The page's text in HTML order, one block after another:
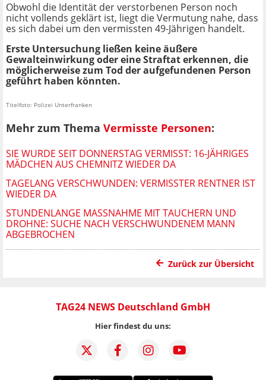
Obwohl die Identität der verstorbenen Person noch
nicht vollends geklärt ist, liegt die Vermutung nahe, dass
es sich dabei um den vermissten 49-Jährigen handelt.
Erste Untersuchung ließen keine äußere
Gewalteinwirkung oder eine Straftat erkennen, die
möglicherweise zum Tod der aufgefundenen Person
geführt haben könnten.
Titelfoto: Polizei Unterfranken
Mehr zum Thema Vermisste Personen:
SIE WURDE SEIT DONNERSTAG VERMISST: 16-JÄHRIGES
MÄDCHEN AUS CHEMNITZ WIEDER DA
TAGELANG VERSCHWUNDEN: VERMISSTER RENTNER IST
WIEDER DA
STUNDENLANGE MASSNAHME MIT TAUCHERN UND D
ROHNE: SUCHE NACH VERSCHWUNDENEM MANN A
BGEBROCHEN
Zurück zur Übersicht
TAG24 NEWS Deutschland GmbH
Hier findest du uns: